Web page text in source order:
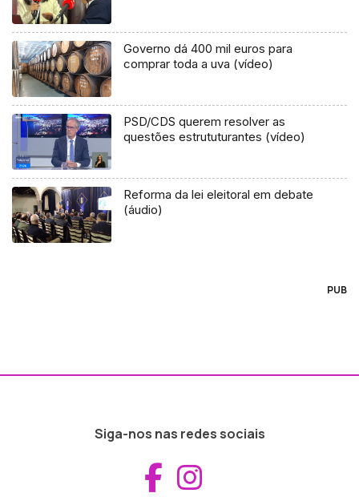
Governo dá 400 mil euros para
comprar toda a uva (vídeo)
PSD/CDS querem resolver as
questões estrututurantes (vídeo)
Reforma da lei eleitoral em debate
(áudio)
PUB
Siga-nos nas redes sociais
Aceder ao